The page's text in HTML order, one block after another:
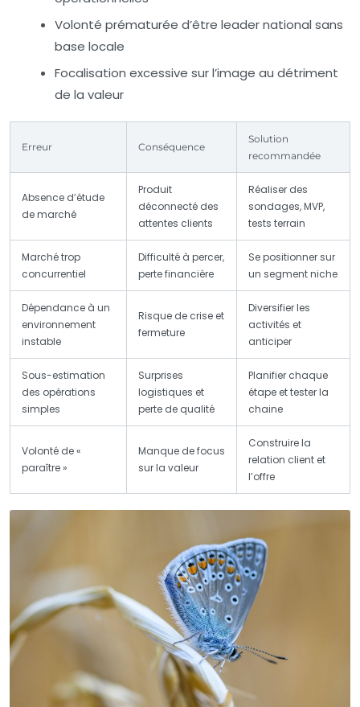
Volonté prématurée d’être leader national sans
base locale
Focalisation excessive sur l’image au détriment
de la valeur
Erreur Conséquence
Solution
recommandée
Absence d’étude
de marché
Produit
déconnecté des
attentes clients
Réaliser des
sondages, MVP,
tests terrain
Marché trop
concurrentiel
Difficulté à percer,
perte financière
Se positionner sur
un segment niche
Dépendance à un
environnement
instable
Risque de crise et
fermeture
Diversifier les
activités et
anticiper
Sous-estimation
des opérations
simples
Surprises
logistiques et
perte de qualité
Planifier chaque
étape et tester la
chaine
Volonté de «
paraître »
Manque de focus
sur la valeur
Construire la
relation client et
l’offre